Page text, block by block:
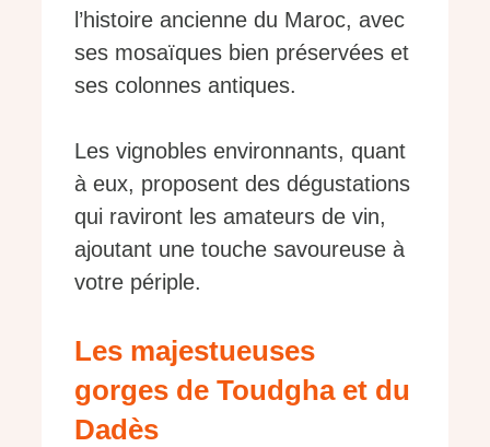
l’histoire ancienne du Maroc, avec
ses mosaïques bien préservées et
ses colonnes antiques.
Les vignobles environnants, quant
à eux, proposent des dégustations
qui raviront les amateurs de vin,
ajoutant une touche savoureuse à
votre périple.
Les majestueuses
gorges de Toudgha et du
Dadès